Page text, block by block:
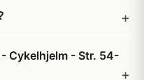
Cykelhjelm - Str. 54-